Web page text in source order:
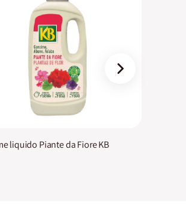
liquido Piante da Fiore KB
›